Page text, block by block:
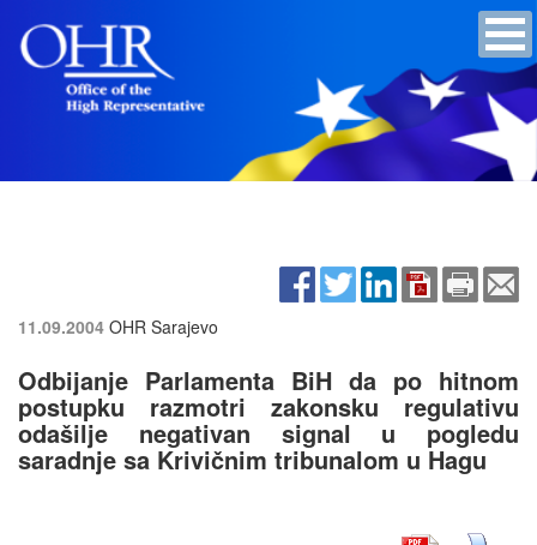
11.09.2004 OHR Sarajevo
Odbijanje Parlamenta BiH da po hitnom
postupku razmotri zakonsku regulativu
odašilje negativan signal u pogledu
saradnje sa Krivičnim tribunalom u Hagu